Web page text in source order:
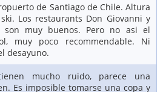
de Santiago de Chile. Altura
Los restaurants Don Giovanni y
son muy buenos. Pero no asi el
muy poco recommendable. Ni
desayuno.
mucho ruido, parece una
Es imposible tomarse una copa y